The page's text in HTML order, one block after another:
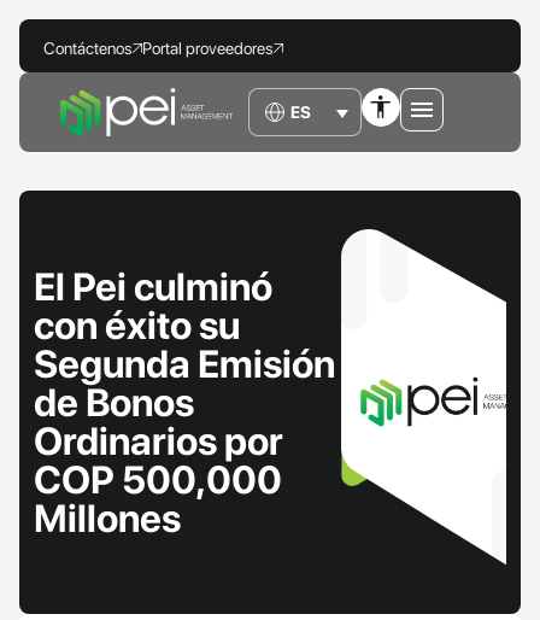
Contáctenos Portal proveedores
El Pei culminó
con éxito su
Segunda Emisión
de Bonos
Ordinarios por
COP 500,000
Millones